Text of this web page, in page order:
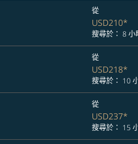
從
USD210*
搜尋於： 8 小
從
USD218*
搜尋於： 10
從
USD237*
搜尋於： 15